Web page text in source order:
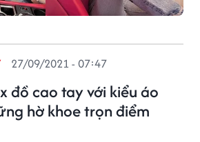
đồ cao tay với kiểu áo
hờ khoe trọn điểm
27/09/2021 - 07:47